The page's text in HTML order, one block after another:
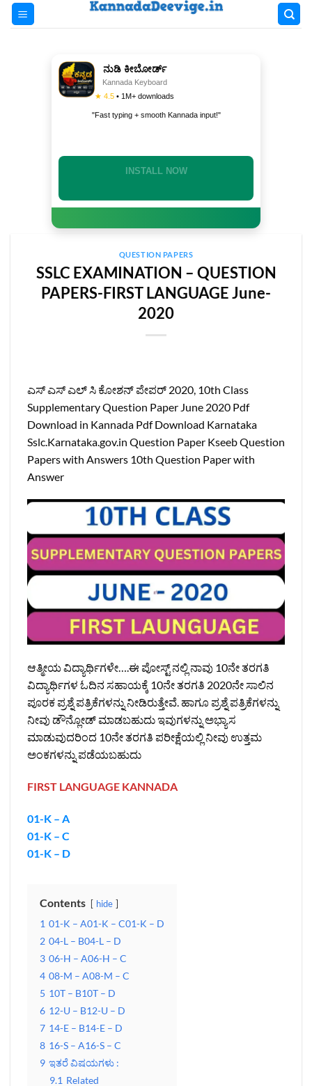
Skip
ನುಡಿ ಕೀಬೋರ್ಡ್
Kannada Keyboard
★ 4.5 • 1M+ downloads
"Fast typing + smooth Kannada input!"
INSTALL NOW
QUESTION PAPERS
SSLC EXAMINATION – QUESTION
PAPERS-FIRST LANGUAGE June-
2020
ಎಸ್ ಎಸ್ ಎಲ್ ಸಿ ಕೋಶನ್ ಪೇಪರ್ 2020, 10th Class
Supplementary Question Paper June 2020 Pdf
Download in Kannada Pdf Download Karnataka
Sslc.Karnataka.gov.in Question Paper Kseeb Question
Papers with Answers 10th Question Paper with
Answer
ಆತ್ಮೀಯ ವಿದ್ಯಾರ್ಥಿಗಳೇ….ಈ ಪೋಸ್ಟ್‌ ನಲ್ಲಿ ನಾವು 10ನೇ ತರಗತಿ
ವಿದ್ಯಾರ್ಥಿಗಳ ಓದಿನ ಸಹಾಯಕ್ಕೆ 10ನೇ ತರಗತಿ 2020ನೇ ಸಾಲಿನ
ಪೂರಕ ಪ್ರಶ್ನೆ ಪತ್ರಿಕೆಗಳನ್ನು ನೀಡಿರುತ್ತೇವೆ. ಹಾಗೂ ಪ್ರಶ್ನೆ ಪತ್ರಿಕೆಗಳನ್ನು
ನೀವು ಡೌನ್ಲೋಡ್‌ ಮಾಡಬಹುದು ಇವುಗಳನ್ನು ಅಭ್ಯಾಸ
ಮಾಡುವುದರಿಂದ 10ನೇ ತರಗತಿ ಪರೀಕ್ಷೆಯಲ್ಲಿ ನೀವು ಉತ್ತಮ
ಅಂಕಗಳನ್ನು ಪಡೆಯಬಹುದು
FIRST LANGUAGE KANNADA
01-K – A
01-K – C
01-K – D
Contents hide
1 01-K – A01-K – C01-K – D
2 04-L – B04-L – D
3 06-H – A06-H – C
4 08-M – A08-M – C
5 10T – B10T – D
6 12-U – B12-U – D
7 14-E – B14-E – D
8 16-S – A16-S – C
9 ಇತರೆ ವಿಷಯಗಳು :
9.1 Related